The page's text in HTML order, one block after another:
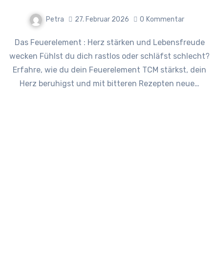
Petra 27. Februar 2026 0 Kommentar
Das Feuerelement : Herz stärken und Lebensfreude
wecken Fühlst du dich rastlos oder schläfst schlecht?
Erfahre, wie du dein Feuerelement TCM stärkst, dein
Herz beruhigst und mit bitteren Rezepten neue…